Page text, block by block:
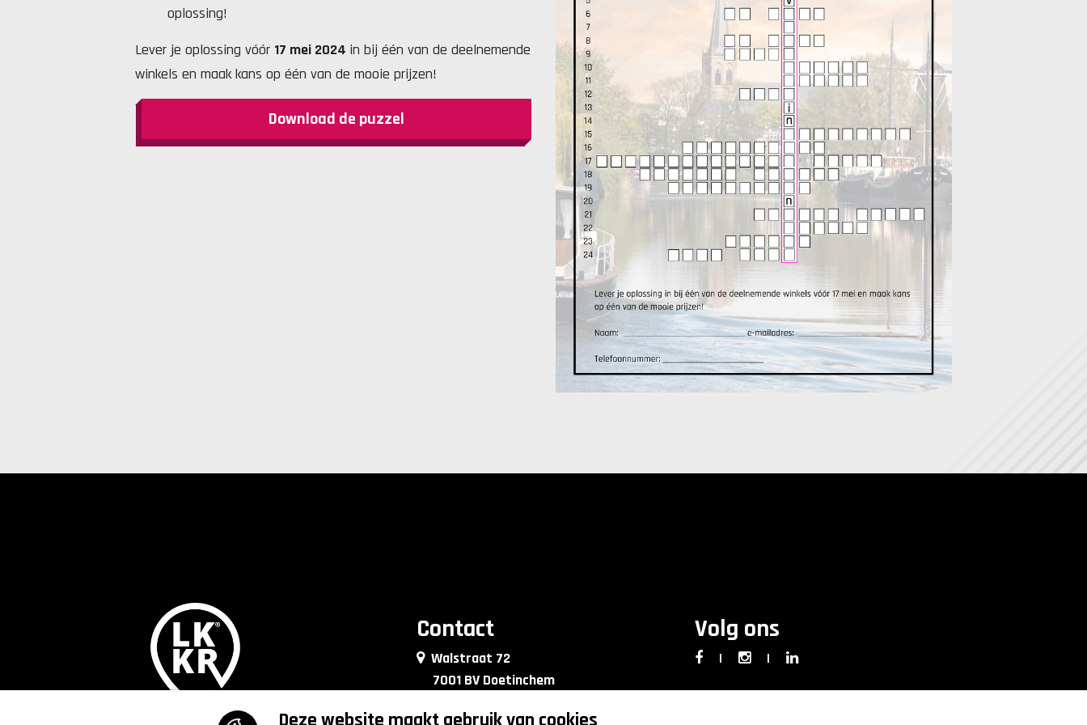
oplossing!
Lever je oplossing vóór 17 mei 2024 in bij één van de deelnemende
winkels en maak kans op één van de mooie prijzen!
Download de puzzel
Contact
Walstraat 72
7001 BV Doetinchem
0314 - 76 90 09
Volg ons
| |
Deze website maakt gebruik van cookies